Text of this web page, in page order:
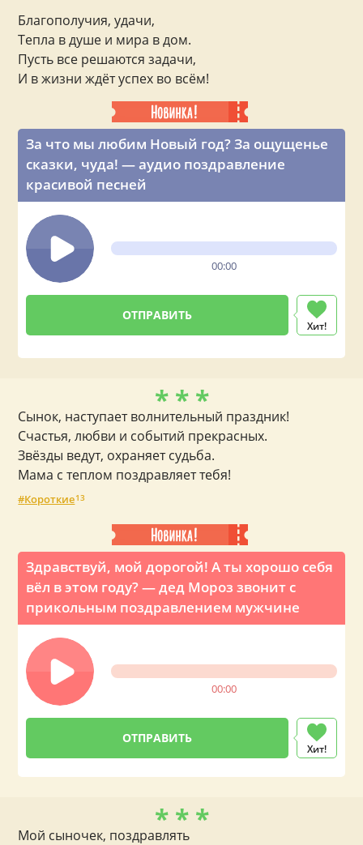
За что мы любим Новый год? За ощущенье
сказки, чуда! — аудио поздравление
красивой песней
00:00
Хит!
Благополучия, удачи,
Тепла в душе и мира в дом.
Пусть все решаются задачи,
И в жизни ждёт успех во всём!
Здравствуй, мой дорогой! А ты хорошо себя
вёл в этом году? — дед Мороз звонит с
прикольным поздравлением мужчине
00:00
Хит!
* * *
Сынок, наступает волнительный праздник!
Счастья, любви и событий прекрасных.
Звёзды ведут, охраняет судьба.
Мама с теплом поздравляет тебя!
Короткие13
* * *
Мой сыночек, поздравлять